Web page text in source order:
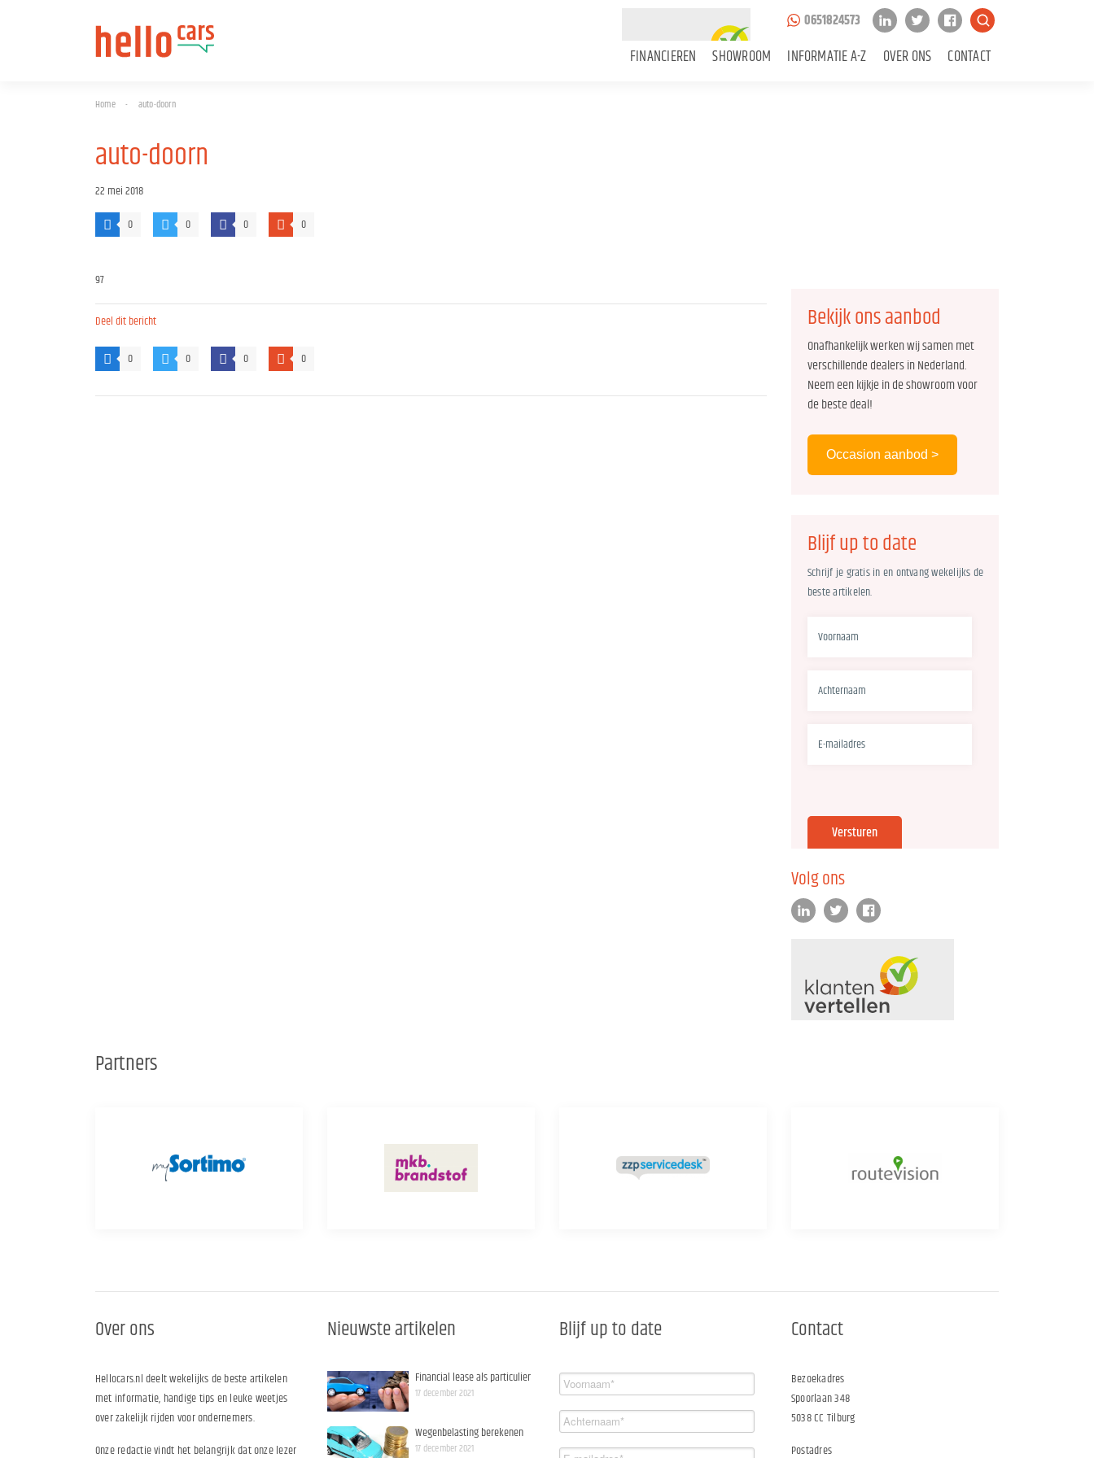
0651824573
FINANCIEREN SHOWROOM INFORMATIE A-Z OVER ONS CONTACT
Home - auto-doorn
auto-doorn
22 mei 2018
0
0 0 0
97
Deel dit bericht
0 0 0 0
Bekijk ons aanbod
Onafhankelijk werken wij samen met
verschillende dealers in Nederland.
Neem een kijkje in de showroom voor
de beste deal!
Occasion aanbod >
Blijf up to date
Schrijf je gratis in en ontvang wekelijks de
beste artikelen.
Volg ons
Partners
Over ons
Hellocars.nl deelt wekelijks de beste artikelen
met informatie, handige tips en leuke weetjes
over zakelijk rijden voor ondernemers.
Onze redactie vindt het belangrijk dat onze lezer
Nieuwste artikelen
Financial lease als particulier
17 december 2021
Wegenbelasting berekenen
17 december 2021
Blijf up to date Contact
Bezoekadres
Spoorlaan 348
5038 CC Tilburg
Postadres